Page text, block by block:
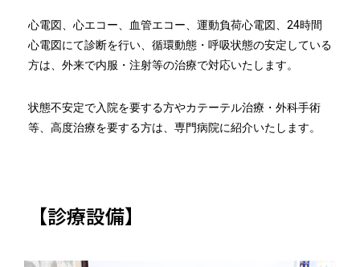
心電図、心エコー、血管エコー、運動負荷心電図、24時間
心電図にて診断を行い、循環動態・呼吸状態の安定している
方は、外来で内服・注射等の治療で対応いたします。
状態不安定で入院を要する方やカテーテル治療・外科手術
等、高度治療を要する方は、専門病院に紹介いたします。
【診療設備】